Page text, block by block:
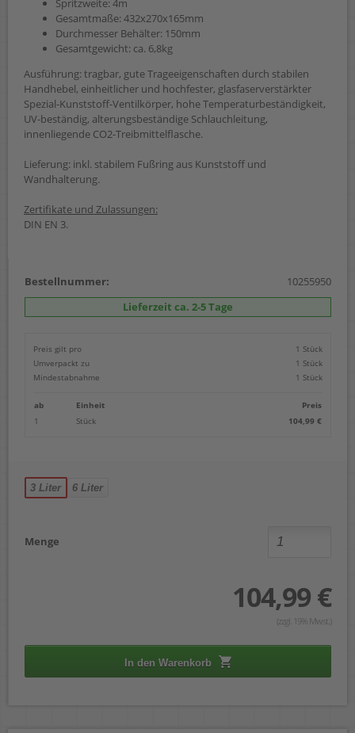
Spritzweite: 4m
Gesamtmaße: 432x270x165mm
Durchmesser Behälter: 150mm
Gesamtgewicht: ca. 6,8kg
Ausführung: tragbar, gute Trageeigenschaften durch stabilen
Handhebel, einheitlicher und hochfester, glasfaserverstärkter
Spezial-Kunststoff-Ventilkörper, hohe Temperaturbeständigkeit,
UV-beständig, alterungsbeständige Schlauchleitung,
innenliegende CO2-Treibmittelflasche.
Lieferung: inkl. stabilem Fußring aus Kunststoff und
Wandhalterung.
Zertifikate und Zulassungen:
DIN EN 3.
Bestellnummer:
10255950
Lieferzeit ca. 2-5 Tage
Preis gilt pro
1 Stück
Umverpackt zu
1 Stück
Mindestabnahme
1 Stück
ab Einheit
Preis
1
Stück 104,99 €
3 Liter 6 Liter
Menge
104,99 €
(zzgl. 19% Mwst.)
In den Warenkorb